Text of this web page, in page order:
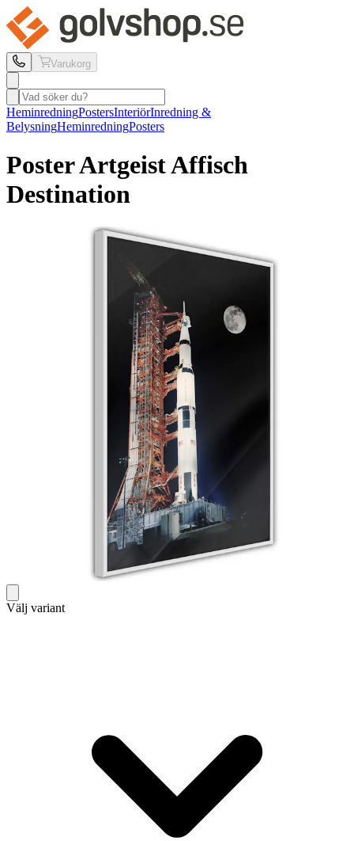
Varukorg
HeminredningPostersInteriörInredning &
BelysningHeminredningPosters
Poster ArtgeistAffisch
Destination
Välj variant